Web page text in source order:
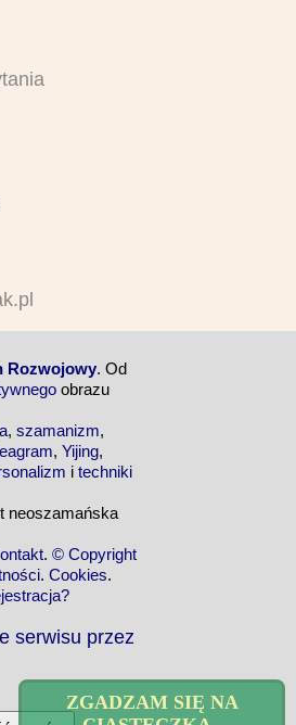
ZGADZAM SIĘ NA
Rozwojowy. Od
obrazu
, szamanizm,
, Yijing,
i techniki
neoszamańska
. © Copyright
. Cookies.
serwisu przez